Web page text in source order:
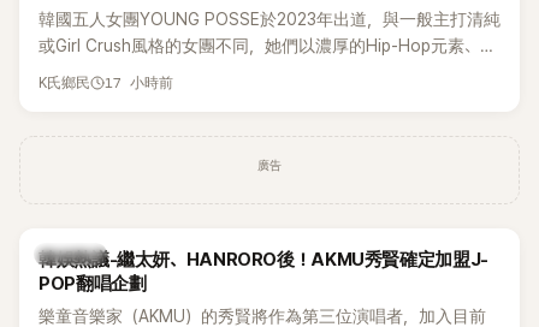
韓國五人女團YOUNG POSSE於2023年出道，與一般主打清純
或Girl Crush風格的女團不同，她們以濃厚的Hip-Hop元素、自
創Rap及成員親自參與創作為特色，MV也融入美式街頭、塗
K氏鄉民 17 小時前
廣告
熱議討論
韓娛熱議-繼太妍、HANRORO後！AKMU秀賢確定加盟J-
POP翻唱企劃
樂童音樂家（AKMU）的秀賢將作為第三位演唱者，加入目前